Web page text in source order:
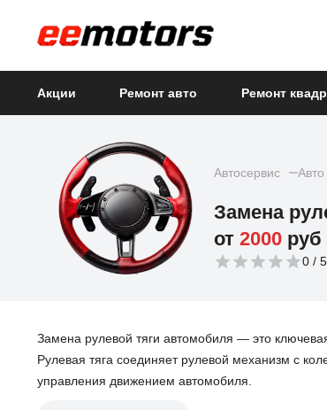
Акции Ремонт авто Ремонт
Автосервис Авто
Замена
от 2000 руб
0
Замена рулевой тяги автомобиля — это
Рулевая тяга соединяет рулевой механизм с
управления движением автомобиля.